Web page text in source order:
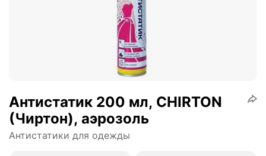
Антистатик 200 мл, CHIRTON
(Чиртон), аэрозоль
Антистатики для одежды